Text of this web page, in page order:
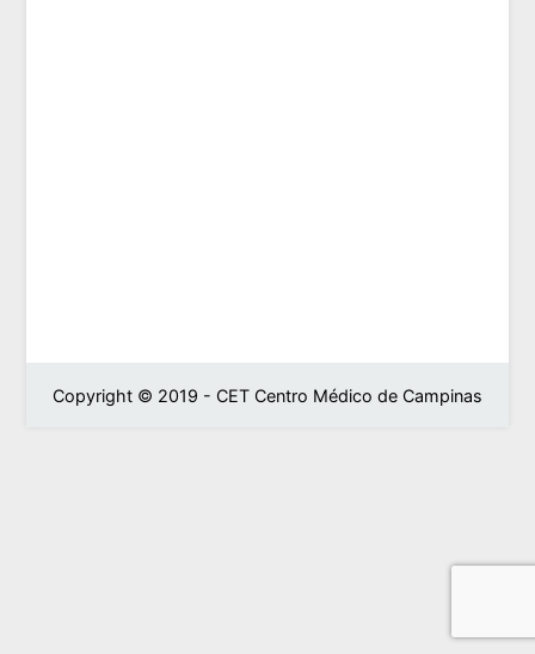
Copyright © 2019 - CET Centro Médico de Campinas